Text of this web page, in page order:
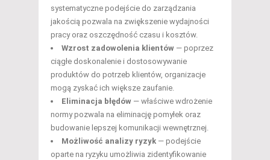
systematyczne podejście do zarządzania
jakością pozwala na zwiększenie wydajności
pracy oraz oszczędność czasu i kosztów.
Wzrost zadowolenia klientów — poprzez
ciągłe doskonalenie i dostosowywanie
produktów do potrzeb klientów, organizacje
mogą zyskać ich większe zaufanie.
Eliminacja błędów — właściwe wdrożenie
normy pozwala na eliminację pomyłek oraz
budowanie lepszej komunikacji wewnętrznej.
Możliwość analizy ryzyk — podejście
oparte na ryzyku umożliwia zidentyfikowanie